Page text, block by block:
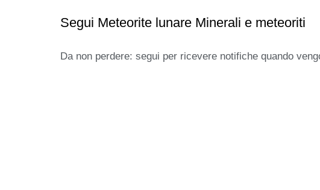
Segui Meteorite lunare Minerali e meteoriti
Da non perdere: segui per ricevere notifiche quando